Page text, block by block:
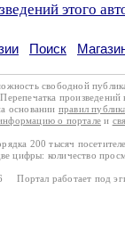
этого
Поиск
свободной
. Перепечатка
основании правил
о портале и
200 тысяч
цифры: количество
Портал работает под